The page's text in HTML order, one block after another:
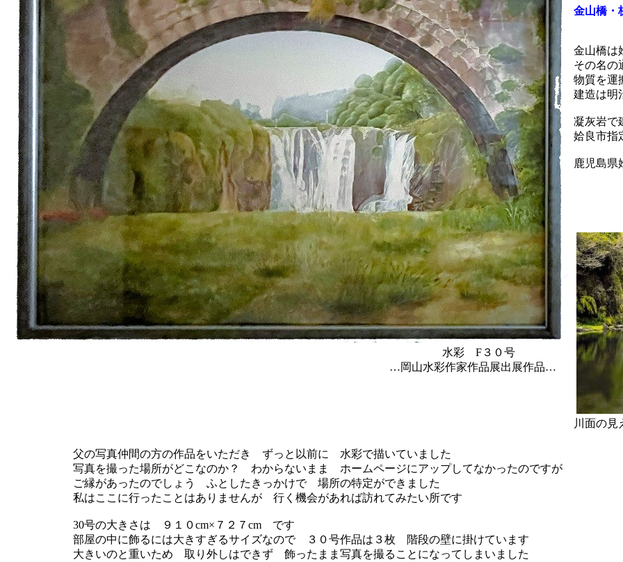
水彩 F３０号
…岡山水彩作家作品展出展作品…
金山橋・
金山橋は
その名
物質を運
建造は明
凝灰岩で
姶良市指
鹿児島県
川面の
父の写真仲間の方の作品をいただき ずっと以前に 水彩で描いていました
写真を撮った場所がどこなのか？ わからないまま ホームページにアップしてなかったのですが
ご縁があったのでしょう ふとしたきっかけで 場所の特定ができました
私はここに行ったことはありませんが 行く機会があれば訪れてみたい所です
30号の大きさは ９１０cm×７２７cm です
部屋の中に飾るには大きすぎるサイズなので ３０号作品は３枚 階段の壁に掛けています
大きいのと重いため 取り外しはできず 飾ったまま写真を撮ることになってしまいました